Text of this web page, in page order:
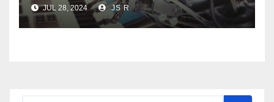
JUL 28, 2024 JS R